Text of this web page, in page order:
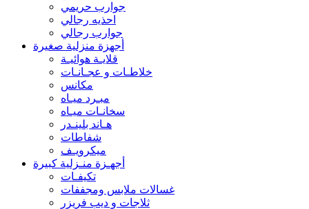
جوارب حريمي
احذيه رجالي
جوارب رجالي
أجهزة منزلية صغيرة
قلايـة هوائيـة
خلاطـات و عجـانـات
مكانس
مبـرد ميـاه
سخانـات ميـاه
هـاند بلينـدر
شفاطات
ميكرويـف
أجهـزة منـزلية كبيرة
تكيفـات
غسالات ملابس ومجففات
ثلاجات و ديب فريزر